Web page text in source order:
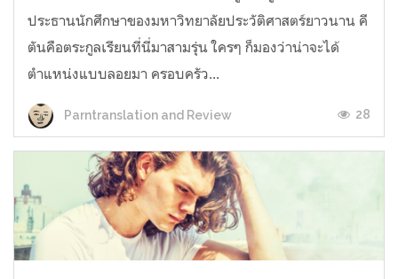
ประธานนักศึกษาของมหาวิทยาลัยประวัติศาสตร์ยาวนาน คี
ตันคือตระกูลเรียนที่นี่มาสามรุ่น ใครๆ ก็มองว่าน่าจะได้
ตำแหน่งแบบลอยมา ครอบครัว...
Parntranslation and Review 28